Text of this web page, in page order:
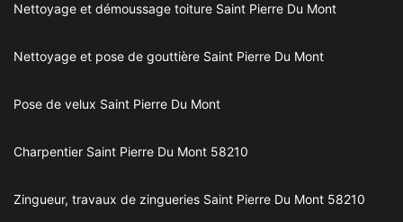
Nettoyage et démoussage toiture Saint Pierre Du Mont
Nettoyage et pose de gouttière Saint Pierre Du Mont
Pose de velux Saint Pierre Du Mont
Charpentier Saint Pierre Du Mont 58210
Zingueur, travaux de zingueries Saint Pierre Du Mont 58210